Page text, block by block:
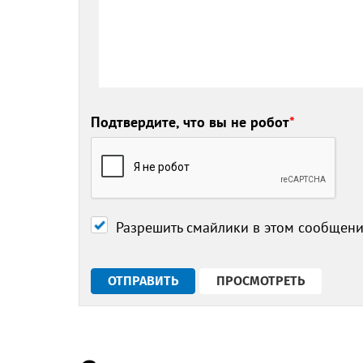
Подтвердите, что вы не робот*
Разрешить смайлики в этом